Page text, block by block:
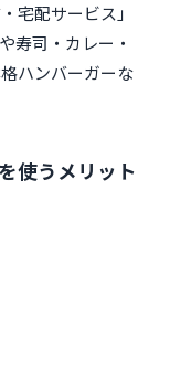
宅配サービス」
寿司・カレー・
ハンバーガーな
使うメリット